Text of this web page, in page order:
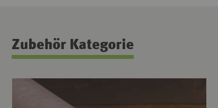
Zubehör Kategorie